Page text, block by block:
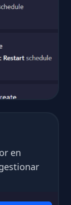
en